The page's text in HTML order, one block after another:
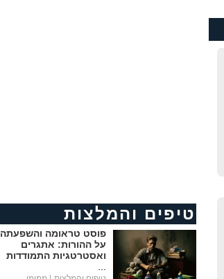
טיפים והמלצות
פוסט טראומה והשפעתה
על ההורות: אתגרים
ואסטרטגיות התמודדות